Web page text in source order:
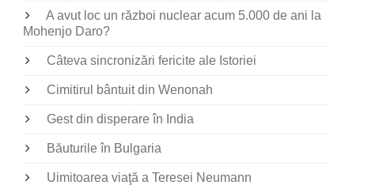
A avut loc un război nuclear acum 5.000 de ani la
Mohenjo Daro?
Câteva sincronizări fericite ale Istoriei
Cimitirul bântuit din Wenonah
Gest din disperare în India
Băuturile în Bulgaria
Uimitoarea viaţă a Teresei Neumann